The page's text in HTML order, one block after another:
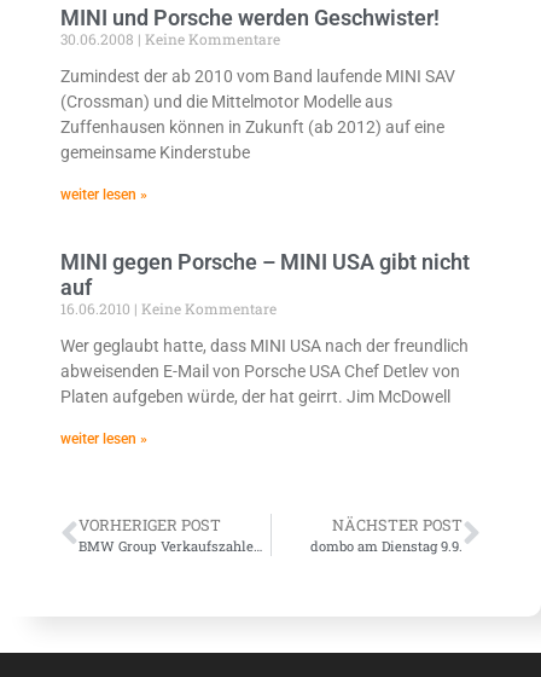
MINI und Porsche werden Geschwister!
30.06.2008
Keine Kommentare
Zumindest der ab 2010 vom Band laufende MINI SAV
(Crossman) und die Mittelmotor Modelle aus
Zuffenhausen können in Zukunft (ab 2012) auf eine
gemeinsame Kinderstube
weiter lesen »
MINI gegen Porsche – MINI USA gibt nicht
auf
16.06.2010
Keine Kommentare
Wer geglaubt hatte, dass MINI USA nach der freundlich
abweisenden E-Mail von Porsche USA Chef Detlev von
Platen aufgeben würde, der hat geirrt. Jim McDowell
weiter lesen »
VORHERIGER POST NÄCHSTER POST
dombo am Dienstag 9.9.